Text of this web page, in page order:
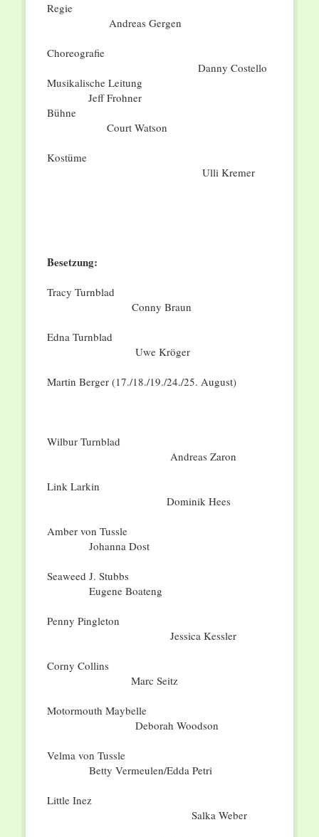
Regie
Andreas Gergen
Choreografie
Danny Costello
Musikalische Leitung
Jeff Frohner
Bühne
Court Watson
Kostüme
Ulli Kremer
Besetzung:
Tracy Turnblad
Conny Braun
Edna Turnblad
Uwe Kröger
Martin Berger (17./18./19./24./25. August)
Wilbur Turnblad
Andreas Zaron
Link Larkin
Dominik Hees
Amber von Tussle
Johanna Dost
Seaweed J. Stubbs
Eugene Boateng
Penny Pingleton
Jessica Kessler
Corny Collins
Marc Seitz
Motormouth Maybelle
Deborah Woodson
Velma von Tussle
Betty Vermeulen/Edda Petri
Little Inez
Salka Weber